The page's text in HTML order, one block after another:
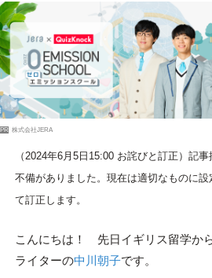
PR 株式会社JERA
（2024年6月5日15:00 お詫びと訂正）記
不備がありました。現在は適切なものに
て訂正します。
こんにちは！ 先日イギリス留学か
ライターの中川朝子です。